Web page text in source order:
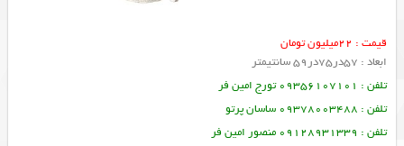
قیمت : 22میلیون تومان
ابعاد : 57در75در59 سانتیمتر
تلفن : 09356107101 تورج امین فر
تلفن : 09378003488 ساسان پرتو
تلفن : 09128931339 منصور امین فر